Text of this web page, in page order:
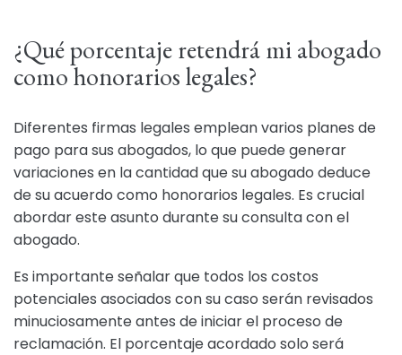
¿Qué porcentaje retendrá mi abogado
como honorarios legales?
Diferentes firmas legales emplean varios planes de
pago para sus abogados, lo que puede generar
variaciones en la cantidad que su abogado deduce
de su acuerdo como honorarios legales. Es crucial
abordar este asunto durante su consulta con el
abogado.
Es importante señalar que todos los costos
potenciales asociados con su caso serán revisados
minuciosamente antes de iniciar el proceso de
reclamación. El porcentaje acordado solo será